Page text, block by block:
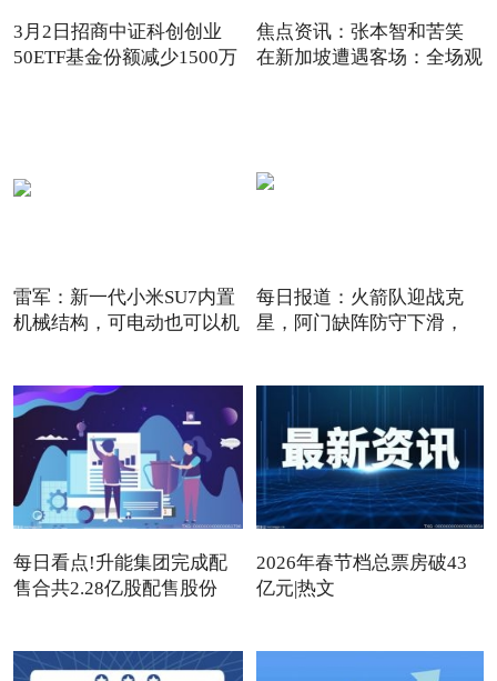
3月2日招商中证科创创业
50ETF基金份额减少1500万
焦点资讯：张本智和苦笑
在新加坡遭遇客场：全场观
雷军：新一代小米SU7内置
机械结构，可电动也可以机
每日报道：火箭队迎战克
星，阿门缺阵防守下滑，
每日看点!升能集团完成配
售合共2.28亿股配售股份
2026年春节档总票房破43
亿元|热文